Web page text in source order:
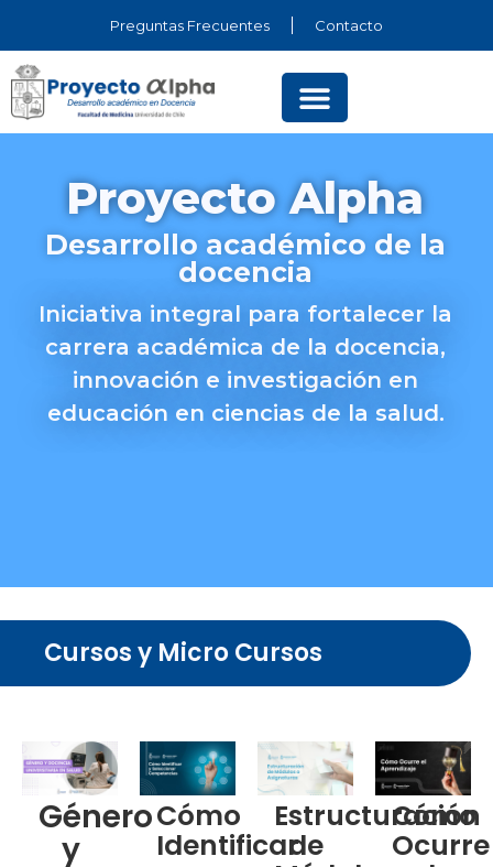
Preguntas Frecuentes Contacto
Proyecto Alpha
Desarrollo académico de la
docencia
Iniciativa integral para fortalecer la
carrera académica de la docencia,
innovación e investigación en
educación en ciencias de la salud.
Cursos y Micro Cursos
Género
y
Cómo
Identificar
Estructuración
de
Cómo
Ocurre